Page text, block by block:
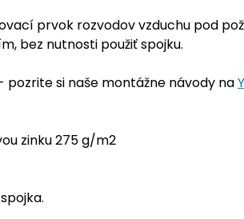
prvok rozvodov vzduchu pod
bez nutnosti použiť spojku.
pozrite si naše montážne návody na
zinku 275 g/m2